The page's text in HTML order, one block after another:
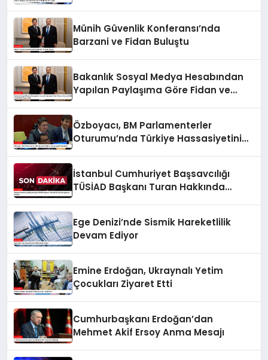
Münih Güvenlik Konferansı’nda
Barzani ve Fidan Buluştu
Bakanlık Sosyal Medya Hesabından
Yapılan Paylaşıma Göre Fidan ve
Özboyacı, BM Parlamenterler
Oturumu’nda Türkiye Hassasiyetini
İstanbul Cumhuriyet Başsavcılığı
TÜSİAD Başkanı Turan Hakkında
Ege Denizi’nde Sismik Hareketlilik
Devam Ediyor
Emine Erdoğan, Ukraynalı Yetim
Çocukları Ziyaret Etti
Cumhurbaşkanı Erdoğan’dan
Mehmet Akif Ersoy Anma Mesajı